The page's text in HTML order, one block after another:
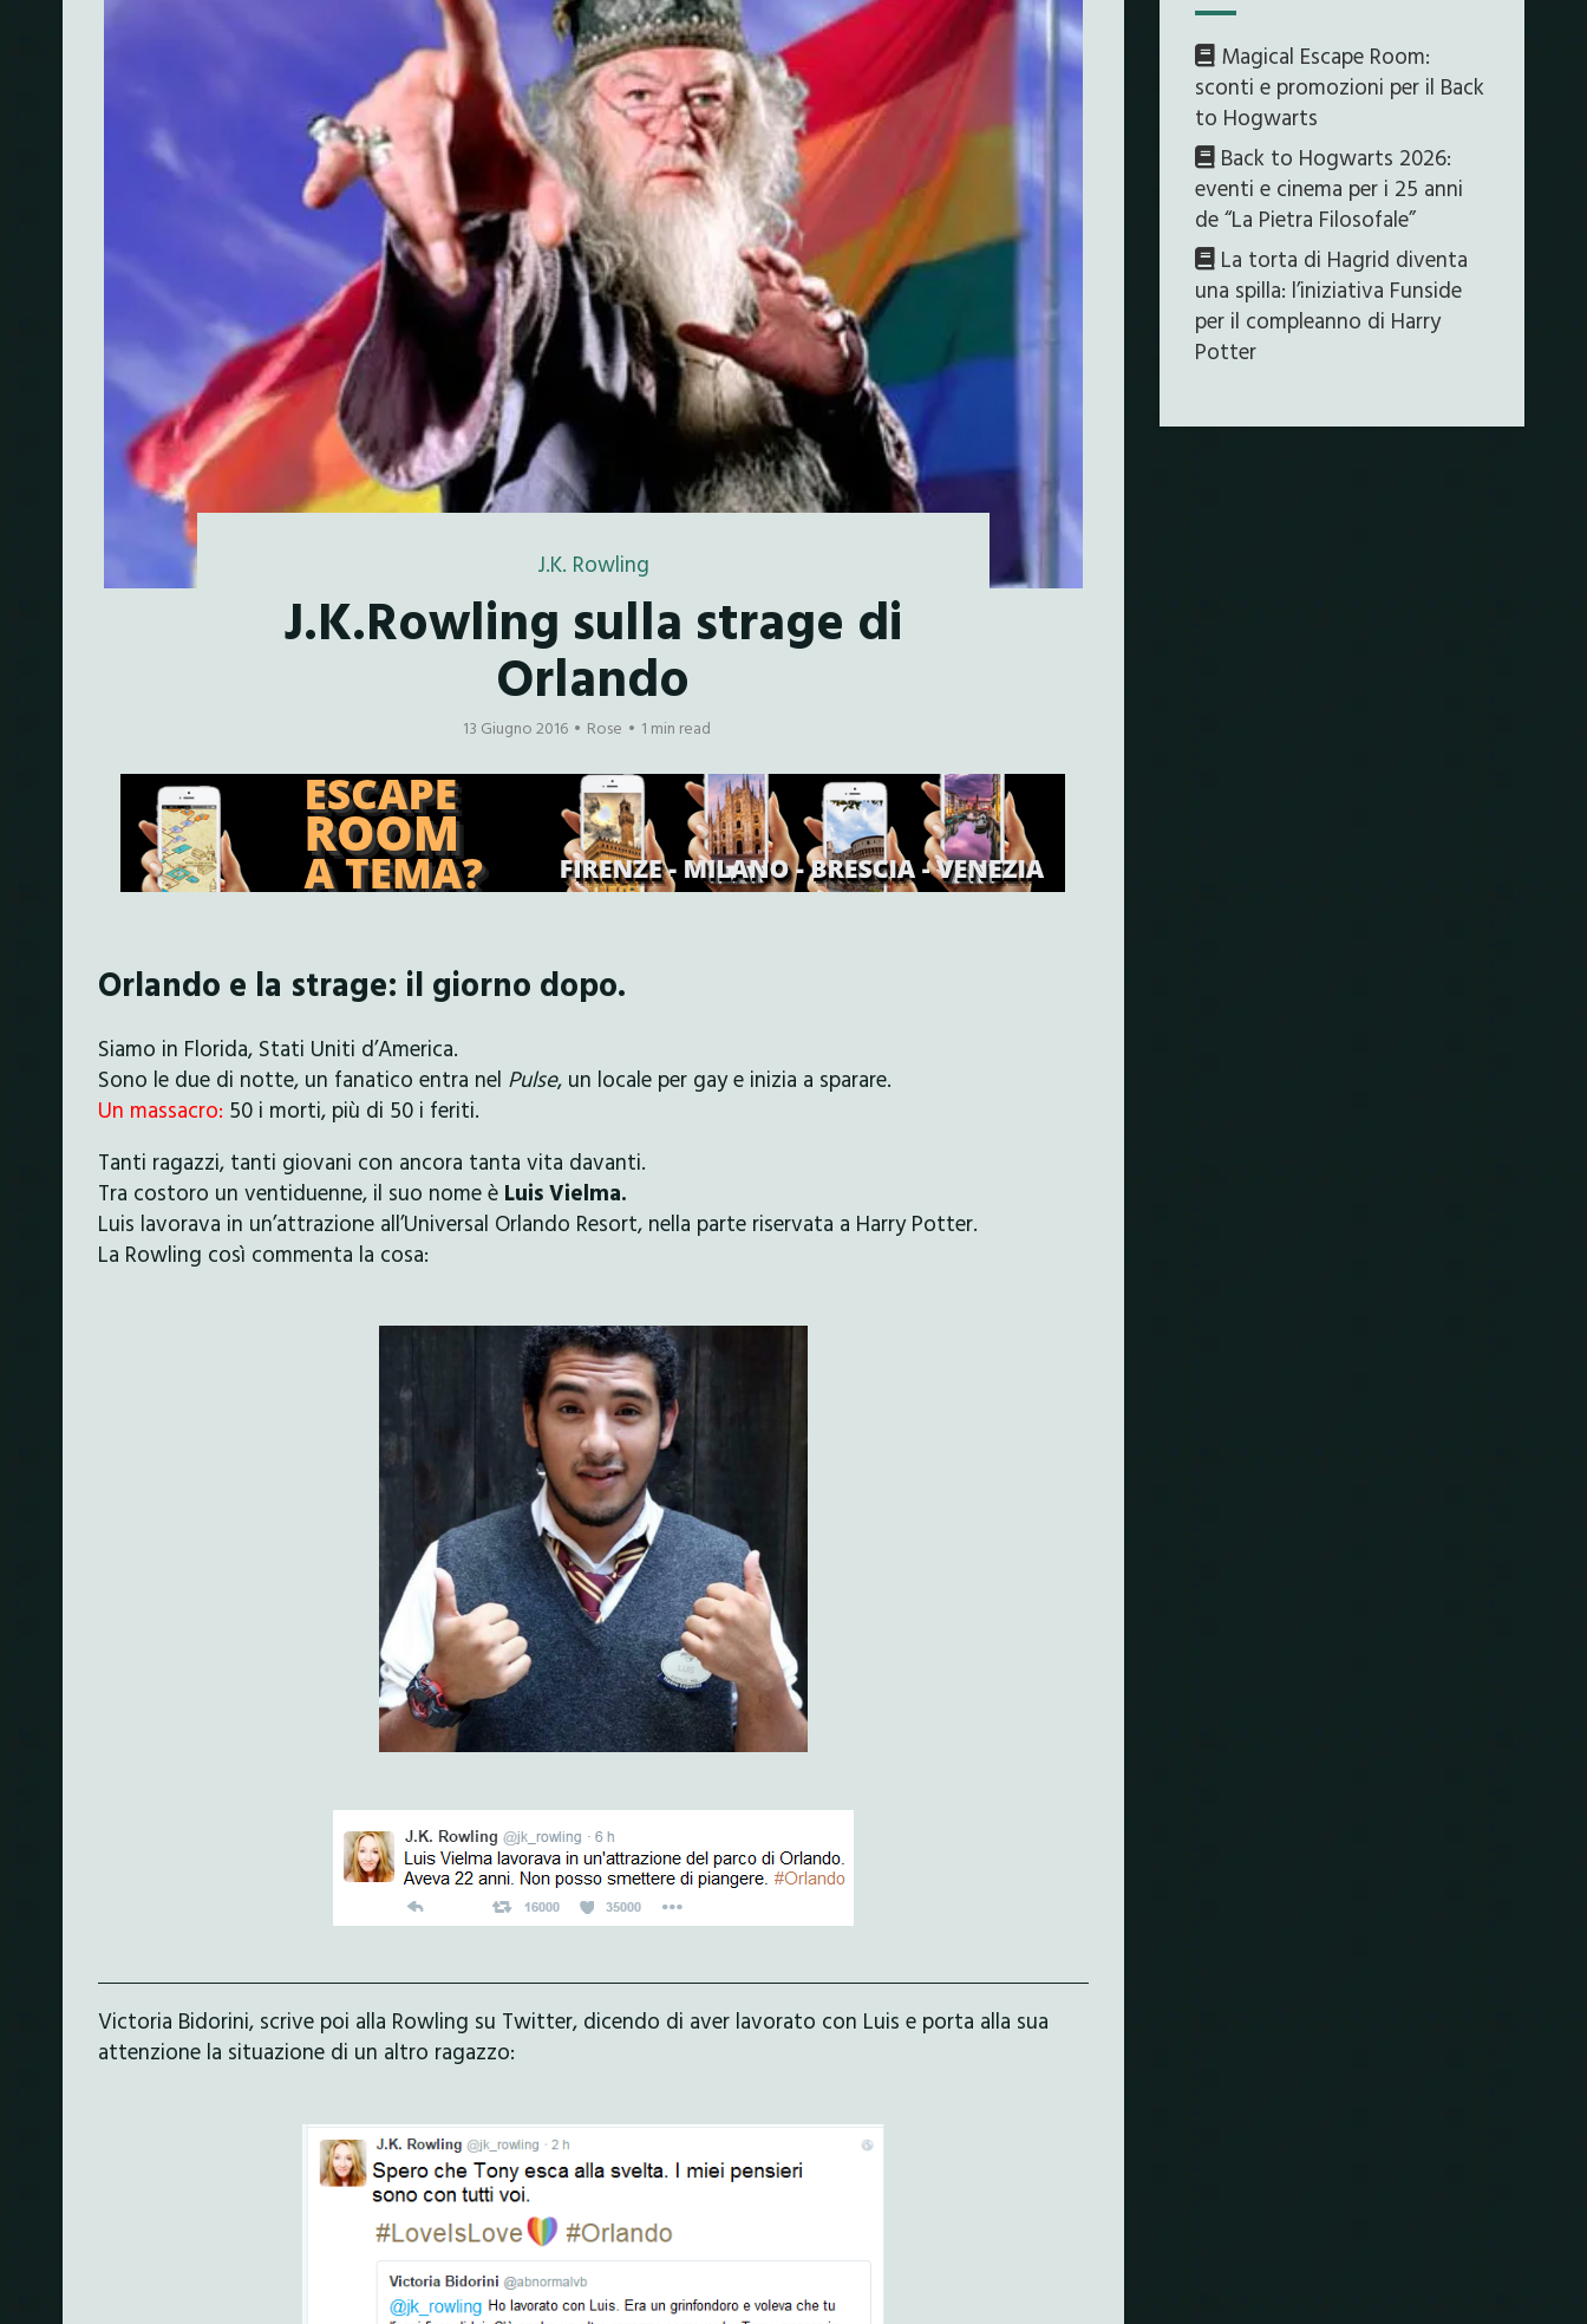
J.K. Rowling
J.K.Rowling sulla strage di
Orlando
13 Giugno 2016 Rose 1 min read
Orlando e la strage: il giorno dopo.
Siamo in Florida, Stati Uniti d’America.
Sono le due di notte, un fanatico entra nel Pulse, un locale per gay e inizia a sparare.
Un massacro: 50 i morti, più di 50 i feriti.
Tanti ragazzi, tanti giovani con ancora tanta vita davanti.
Tra costoro un ventiduenne, il suo nome è Luis Vielma.
Luis lavorava in un’attrazione all’Universal Orlando Resort, nella parte riservata a Harry Potter.
La Rowling così commenta la cosa:
Victoria Bidorini, scrive poi alla Rowling su Twitter, dicendo di aver lavorato con Luis e porta alla sua
attenzione la situazione di un altro ragazzo:
Magical Escape Room:
sconti e promozioni per il Back
to Hogwarts
Back to Hogwarts 2026:
eventi e cinema per i 25 anni
de “La Pietra Filosofale”
La torta di Hagrid diventa
una spilla: l’iniziativa Funside
per il compleanno di Harry
Potter